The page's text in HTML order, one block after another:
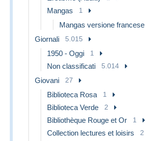
Mangas 1
Mangas versione francese
Giornali 5.015
1950 - Oggi 1
Non classificati 5.014
Giovani 27
Biblioteca Rosa 1
Biblioteca Verde 2
Bibliothèque Rouge et Or 1
Collection lectures et loisirs 2